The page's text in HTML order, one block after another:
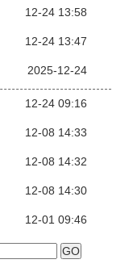
12-24 13:58
12-24 13:47
2025-12-24
12-24 09:16
12-08 14:33
12-08 14:32
12-08 14:30
12-01 09:46